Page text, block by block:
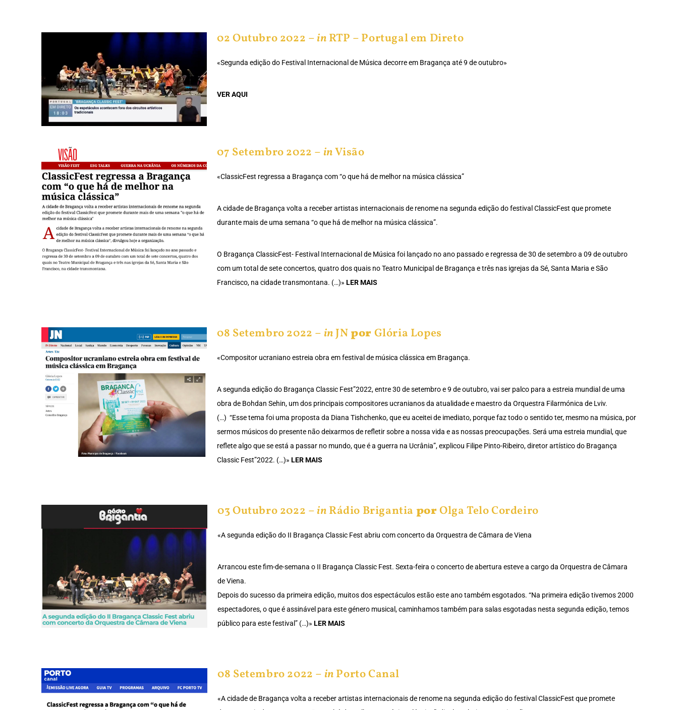
02 Outubro 2022 –inRTP – Portugal em Direto
«Segunda edição do Festival Internacional de Música decorre em Bragança até 9 de outubro»
VER AQUI
07 Setembro 2022 – inVisão
«ClassicFest regressa a Bragança com “o que há de melhor na música clássica”
A cidade de Bragança volta a receber artistas internacionais de renome na segunda edição do festival ClassicFest que promete
durante mais de uma semana “o que há de melhor na música clássica”.
O Bragança ClassicFest- Festival Internacional de Música foi lançado no ano passado e regressa de 30 de setembro a 09 de outubro
com um total de sete concertos, quatro dos quais no Teatro Municipal de Bragança e três nas igrejas da Sé, Santa Maria e São
Francisco, na cidade transmontana. (…)»LER MAIS
08 Setembro 2022 – inJNporGlória Lopes
«Compositor ucraniano estreia obra em festival de música clássica em Bragança.
A segunda edição do Bragança ​​​​​​​Classic Fest”2022, entre 30 de setembro e 9 de outubro, vai ser palco para a estreia mundial de uma
obra de Bohdan Sehin, um dos principais compositores ucranianos da atualidade e maestro da Orquestra Filarmónica de Lviv.
(…) “Esse tema foi uma proposta da Diana Tishchenko, que eu aceitei de imediato, porque faz todo o sentido ter, mesmo na música, por
sermos músicos do presente não deixarmos de refletir sobre a nossa vida e as nossas preocupações. Será uma estreia mundial, que
reflete algo que se está a passar no mundo, que é a guerra na Ucrânia”, explicou Filipe Pinto-Ribeiro, diretor artístico do Bragança
Classic Fest”2022. (…)»LER MAIS
03 Outubro 2022 –inRádio Brigantia porOlga Telo Cordeiro
«A segunda edição do II Bragança Classic Fest abriu com concerto da Orquestra de Câmara de Viena
Arrancou este fim-de-semana o II Bragança Classic Fest. Sexta-feira o concerto de abertura esteve a cargo da Orquestra de Câmara
de Viena.
Depois do sucesso da primeira edição, muitos dos espectáculos estão este ano também esgotados. “Na primeira edição tivemos 2000
espectadores, o que é assinável para este género musical, caminhamos também para salas esgotadas nesta segunda edição, temos
público para este festival” (…)»LER MAIS
08 Setembro 2022 – inPorto Canal
«A cidade de Bragança volta a receber artistas internacionais de renome na segunda edição do festival ClassicFest que promete